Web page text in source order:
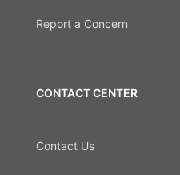
Report a Concern
CONTACT CENTER
Contact Us